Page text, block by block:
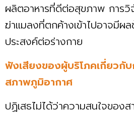
ผลิตอาหารที่ดีต่อสุขภาพ การวิ
ฆ่าแมลงที่ตกค้างเข้าไปอาจมีผ
ประสงค์ต่อร่างกาย
ฟังเสียงของผู้บริโภคเกี่ยวกั
สภาพภูมิอากาศ
ปฏิเสธไม่ได้ว่าความสนใจของ